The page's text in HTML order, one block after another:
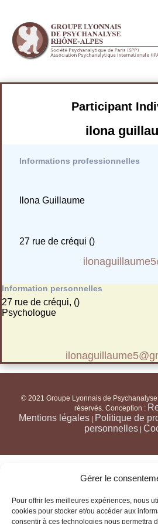
Gérer le
Pour offrir les meilleures expériences, nous
cookies pour stocker et/ou accéder aux
consentir à ces technologies nous permettra
Participant
ilona
Informations professionnelles
Ilona Guillaume
27 rue de créqui ()
Information personnelles
27 rue de créqui, ()
Psychologue
© 2021 Groupe Lyonnais de
réservés. Conception :
Mentions légales| Politique de
personnelles |